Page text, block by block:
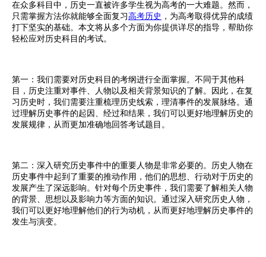
在众多科目中，历史一直被许多学生视为高考的一大难题。然而，
只需掌握方法你就能够全面复习 高考历史 ，为高考取得优异的成绩
打下坚实的基础。本文将从多个方面为你提供详尽的指导，帮助你
轻松应对历史科目的考试。
第一：我们需要对历史科目的考纲进行全面掌握。不同于其他科
目，历史注重对事件、人物以及相关背景知识的了解。因此，在复
习历史时，我们需要注重梳理历史线索，理清事件的发展脉络。通
过理解历史事件的起因、经过和结果，我们可以更好地理解历史的
发展规律，从而更加准确地回答考试题目。
第二：深入研究历史事件中的重要人物是非常必要的。历史人物在
历史事件中起到了重要的推动作用，他们的思想、行动对于历史的
发展产生了深远影响。针对每个历史事件，我们需要了解相关人物
的背景、思想以及影响力等方面的知识。通过深入研究历史人物，
我们可以更好地理解他们的行为动机，从而更好地理解历史事件的
发生与演变。